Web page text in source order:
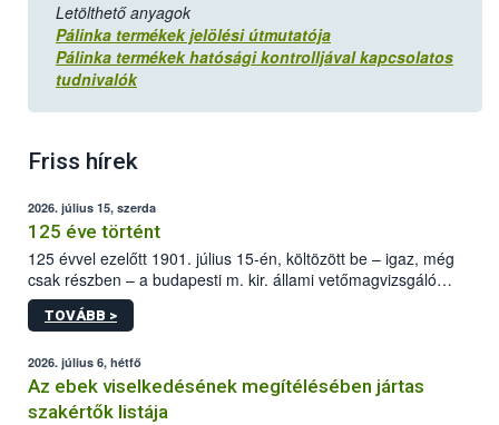
Letölthető anyagok
Pálinka termékek jelölési útmutatója
Pálinka termékek hatósági kontrolljával kapcsolatos
tudnivalók
Friss hírek
2026. július 15, szerda
125 éve történt
125 évvel ezelőtt 1901. július 15-én, költözött be – igaz, még
csak részben – a budapesti m. kir. állami vetőmagvizsgáló
állomás a Kis Rókus utca 15. szám alatti, Czigler Győző által
tervezett új épületébe.
TOVÁBB >
2026. július 6, hétfő
Az ebek viselkedésének megítélésében jártas
szakértők listája